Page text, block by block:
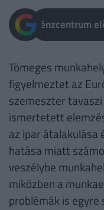
Pénzcentrum
Tömeges
figyelmeztet az
szemeszter
ismertetett
az ipar átalakulása
hatása miatt
veszélybe
miközben a
problémák is